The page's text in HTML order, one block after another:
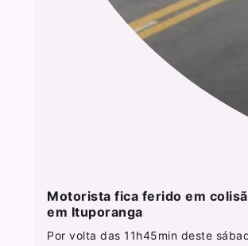
Motorista fica ferido em
em Ituporanga
Por volta das 11h45min deste